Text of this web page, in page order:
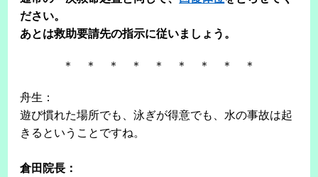
ださい。
あとは救助要請先の指示に従いましょう。
＊ ＊ ＊ ＊ ＊ ＊ ＊ ＊ ＊
舟生：
遊び慣れた場所でも、泳ぎが得意でも、水の事故は起
きるということですね。
倉田院長：